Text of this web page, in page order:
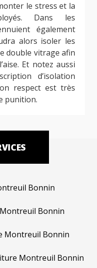
le stress et la
Dans les
également
alors isoler les
double vitrage afin
Et notez aussi
d’isolation
respect est très
punition.
Bonnin
Bonnin
Montreuil Bonnin
Montreuil Bonnin